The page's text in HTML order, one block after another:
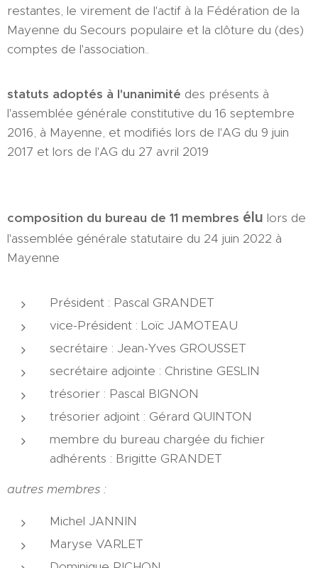
restantes, le virement de l'actif à la Fédération de la
Mayenne du Secours populaire et la clôture du (des)
comptes de l'association..
statuts adoptés à l'unanimité des présents à
l'assemblée générale constitutive du 16 septembre
2016, à Mayenne, et modifiés lors de l'AG du 9 juin
2017 et lors de l'AG du 27 avril 2019
composition du bureau de 11 membres élu lors de
l'assemblée générale statutaire du 24 juin 2022 à
Mayenne
Président : Pascal GRANDET
vice-Président : Loïc JAMOTEAU
secrétaire : Jean-Yves GROUSSET
secrétaire adjointe : Christine GESLIN
trésorier : Pascal BIGNON
trésorier adjoint : Gérard QUINTON
membre du bureau chargée du fichier
adhérents : Brigitte GRANDET
autres membres :
Michel JANNIN
Maryse VARLET